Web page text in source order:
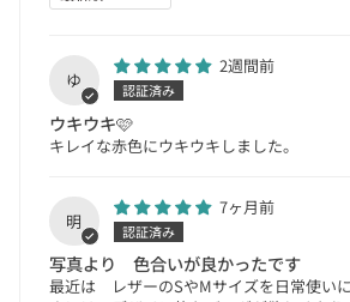
ゆ
2週間前
ウキウキ🩷
キレイな赤色にウキウキしました。
明
7ヶ月前
写真より 色合いが良かったです
最近は レザーのSやMサイズを日常使い